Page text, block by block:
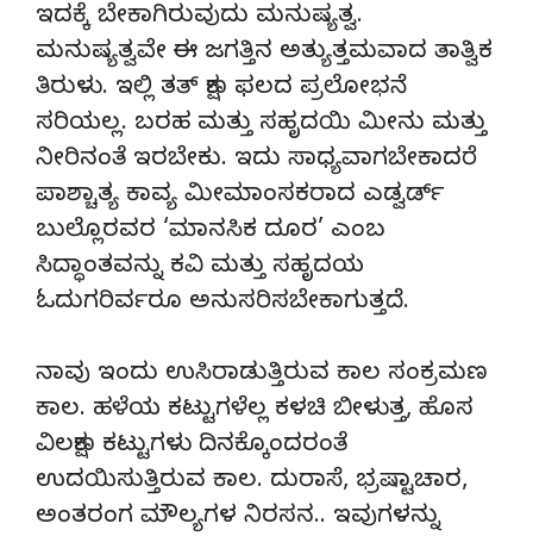
ಇದಕ್ಕೆ ಬೇಕಾಗಿರುವುದು ಮನುಷ್ಯತ್ವ.
ಮನುಷ್ಯತ್ವವೇ ಈ ಜಗತ್ತಿನ ಅತ್ಯುತ್ತಮವಾದ ತಾತ್ವಿಕ
ತಿರುಳು. ಇಲ್ಲಿ ತತ್ ಕ್ಷಣ ಫಲದ ಪ್ರಲೋಭನೆ
ಸರಿಯಲ್ಲ. ಬರಹ ಮತ್ತು ಸಹೃದಯಿ ಮೀನು ಮತ್ತು
ನೀರಿನಂತೆ ಇರಬೇಕು. ಇದು ಸಾಧ್ಯವಾಗಬೇಕಾದರೆ
ಪಾಶ್ಚಾತ್ಯ ಕಾವ್ಯ ಮೀಮಾಂಸಕರಾದ ಎಡ್ವರ್ಡ್
ಬುಲ್ಲೊರವರ ‘ಮಾನಸಿಕ ದೂರ’ ಎಂಬ
ಸಿದ್ಧಾಂತವನ್ನು ಕವಿ ಮತ್ತು ಸಹೃದಯ
ಓದುಗರಿರ್ವರೂ ಅನುಸರಿಸಬೇಕಾಗುತ್ತದೆ.
ನಾವು ಇಂದು ಉಸಿರಾಡುತ್ತಿರುವ ಕಾಲ ಸಂಕ್ರಮಣ
ಕಾಲ. ಹಳೆಯ ಕಟ್ಟುಗಳೆಲ್ಲ ಕಳಚಿ ಬೀಳುತ್ತ, ಹೊಸ
ವಿಲಕ್ಷಣ ಕಟ್ಟುಗಳು ದಿನಕ್ಕೊಂದರಂತೆ
ಉದಯಿಸುತ್ತಿರುವ ಕಾಲ. ದುರಾಸೆ, ಭ್ರಷ್ಟಾಚಾರ,
ಅಂತರಂಗ ಮೌಲ್ಯಗಳ ನಿರಸನ.. ಇವುಗಳನ್ನು